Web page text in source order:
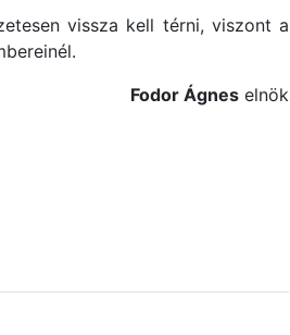
vissza kell térni, viszont a
Fodor Ágnes elnök